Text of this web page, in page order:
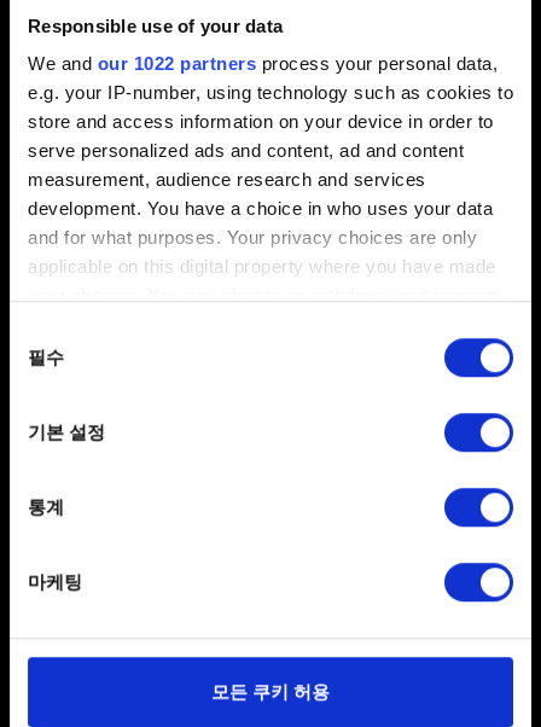
Responsible use of your data
We and our 1022 partners process your personal data,
e.g. your IP-number, using technology such as cookies to
store and access information on your device in order to
serve personalized ads and content, ad and content
measurement, audience research and services
development. You have a choice in who uses your data
and for what purposes. Your privacy choices are only
applicable on this digital property where you have made
the Privacy trigger icon.
Collect information about your geographical
Identify your device by actively scanning it for
Find out more about how your personal data is processed
일부 쿠키는 웹 사이트를 정상적으로 이용하기 위해
선택
필수
기본 설정
통계
마케팅
모든 쿠키 허용
PlayStation의 전원 표시등이 완전히 꺼질 때까지
2분 이상 기다립니다.
PlayStation에 다시 전원 케이블을 꽂고 본체의 전원을
켭니다.
문제가 발생하기 전의 게임 저장 파일을 사용하면 문제가
해결될 수도 있습니다.
도움이 필요하신가요?
한국어